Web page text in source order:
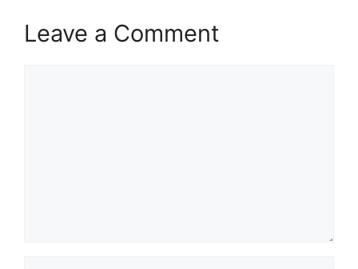
Leave a Comment